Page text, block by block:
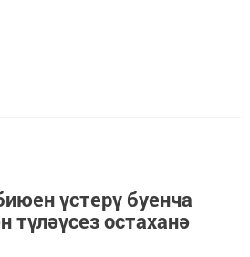
үстерү буенча
түләүсез остаханә